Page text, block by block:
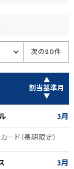
次の20件
▲
割当基準月
▼
3月
ド（長期限定）
3月